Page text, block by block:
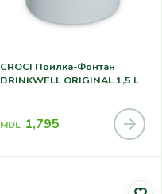
CROCI Поилка-Фонтан
DRINKWELL ORIGINAL 1,5 L
MDL 1,795